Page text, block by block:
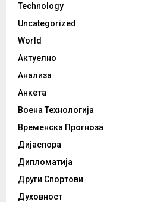
Technology
Uncategorized
World
Актуелно
Анализа
Анкета
Воена Технологија
Временска Прогноза
Дијаспора
Дипломатија
Други Спортови
Духовност